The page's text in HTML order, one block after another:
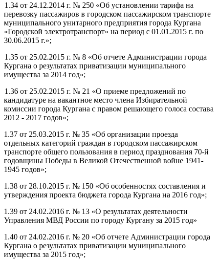
1.34 от 24.12.2014 г. № 250 «Об установлении тарифа на
перевозку пассажиров в городском пассажирском транспорте
муниципального унитарного предприятия города Кургана
«Городской электротранспорт» на период с 01.01.2015 г. по
30.06.2015 г.»;
1.35 от 25.02.2015 г. № 8 «Об отчете Администрации города
Кургана о результатах приватизации муниципального
имущества за 2014 год»;
1.36 от 25.02.2015 г. № 21 «О приеме предложений по
кандидатуре на вакантное место члена Избирательной
комиссии города Кургана с правом решающего голоса состава
2012 - 2017 годов»;
1.37 от 25.03.2015 г. № 35 «Об организации проезда
отдельных категорий граждан в городском пассажирском
транспорте общего пользования в период празднования 70-й
годовщины Победы в Великой Отечественной войне 1941-
1945 годов»;
1.38 от 28.10.2015 г. № 150 «Об особенностях составления и
утверждения проекта бюджета города Кургана на 2016 год»;
1.39 от 24.02.2016 г. № 13 «О результатах деятельности
Управления МВД России по городу Кургану за 2015 год»
1.40 от 24.02.2016 г. № 20 «Об отчете Администрации города
Кургана о результатах приватизации муниципального
имущества за 2015 год»;